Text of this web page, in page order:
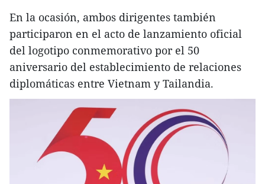
En la ocasión, ambos dirigentes también
participaron en el acto de lanzamiento oficial
del logotipo conmemorativo por el 50
aniversario del establecimiento de relaciones
diplomáticas entre Vietnam y Tailandia.